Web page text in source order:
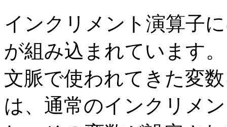
インクリメント演算子
が組み込まれています
文脈で使われてきた変
は、通常のインクリメ